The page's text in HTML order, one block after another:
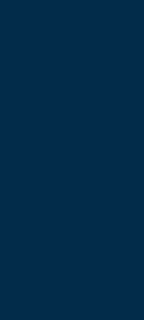
JavaScript, React,
Ενσωμάτωση
Drupal, Webflow,
διαχείριση
SEO
Τεχνική και on-
υψηλότερη
στις μηχανές
Διασύνδεση με
(Google Analytics,
Chatbots, Payment
3. Δοκιμές &
Πριν τη